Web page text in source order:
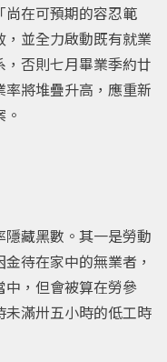
在可預期的容忍範
並全力啟動既有就業
否則七月畢業季約廿
將堆疊升高，應重新
藏黑數。其一是勞動
待在家中的無業者，
，但會被算在勞參
滿卅五小時的低工時